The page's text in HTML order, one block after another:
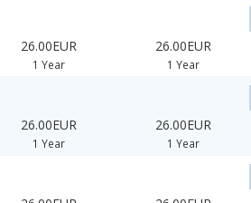
26.00EUR
1 Year
26.00EUR
1 Year
26.00EUR
1 Year
26.00EUR
1 Year